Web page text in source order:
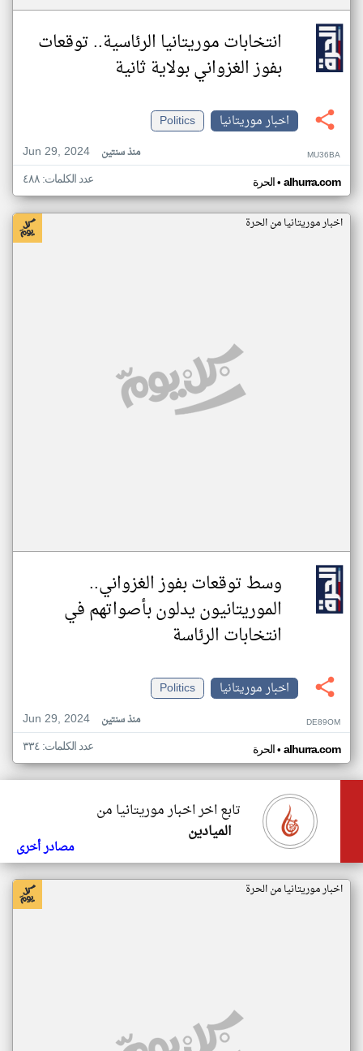
انتخابات موريتانيا الرئاسية.. توقعات
بفوز الغزواني بولاية ثانية
اخبار موريتانيا
Politics
Jun 29, 2024
منذ سنتين MU36BA
الحرة• alhurra.com عدد الكلمات: ٤٨٨
اخبار موريتانيا من الحرة
وسط توقعات بفوز الغزواني..
الموريتانيون يدلون بأصواتهم في
انتخابات الرئاسة
اخبار موريتانيا
Politics
Jun 29, 2024
منذ سنتين DE89OM
الحرة• alhurra.com عدد الكلمات: ٣٣٤
تابع اخر اخبار موريتانيا من
الميادين
مصادر أخرى
اخبار موريتانيا من الحرة